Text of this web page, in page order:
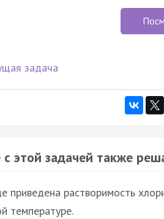
задача
с этой задачей также
приведена растворимость
температуре.